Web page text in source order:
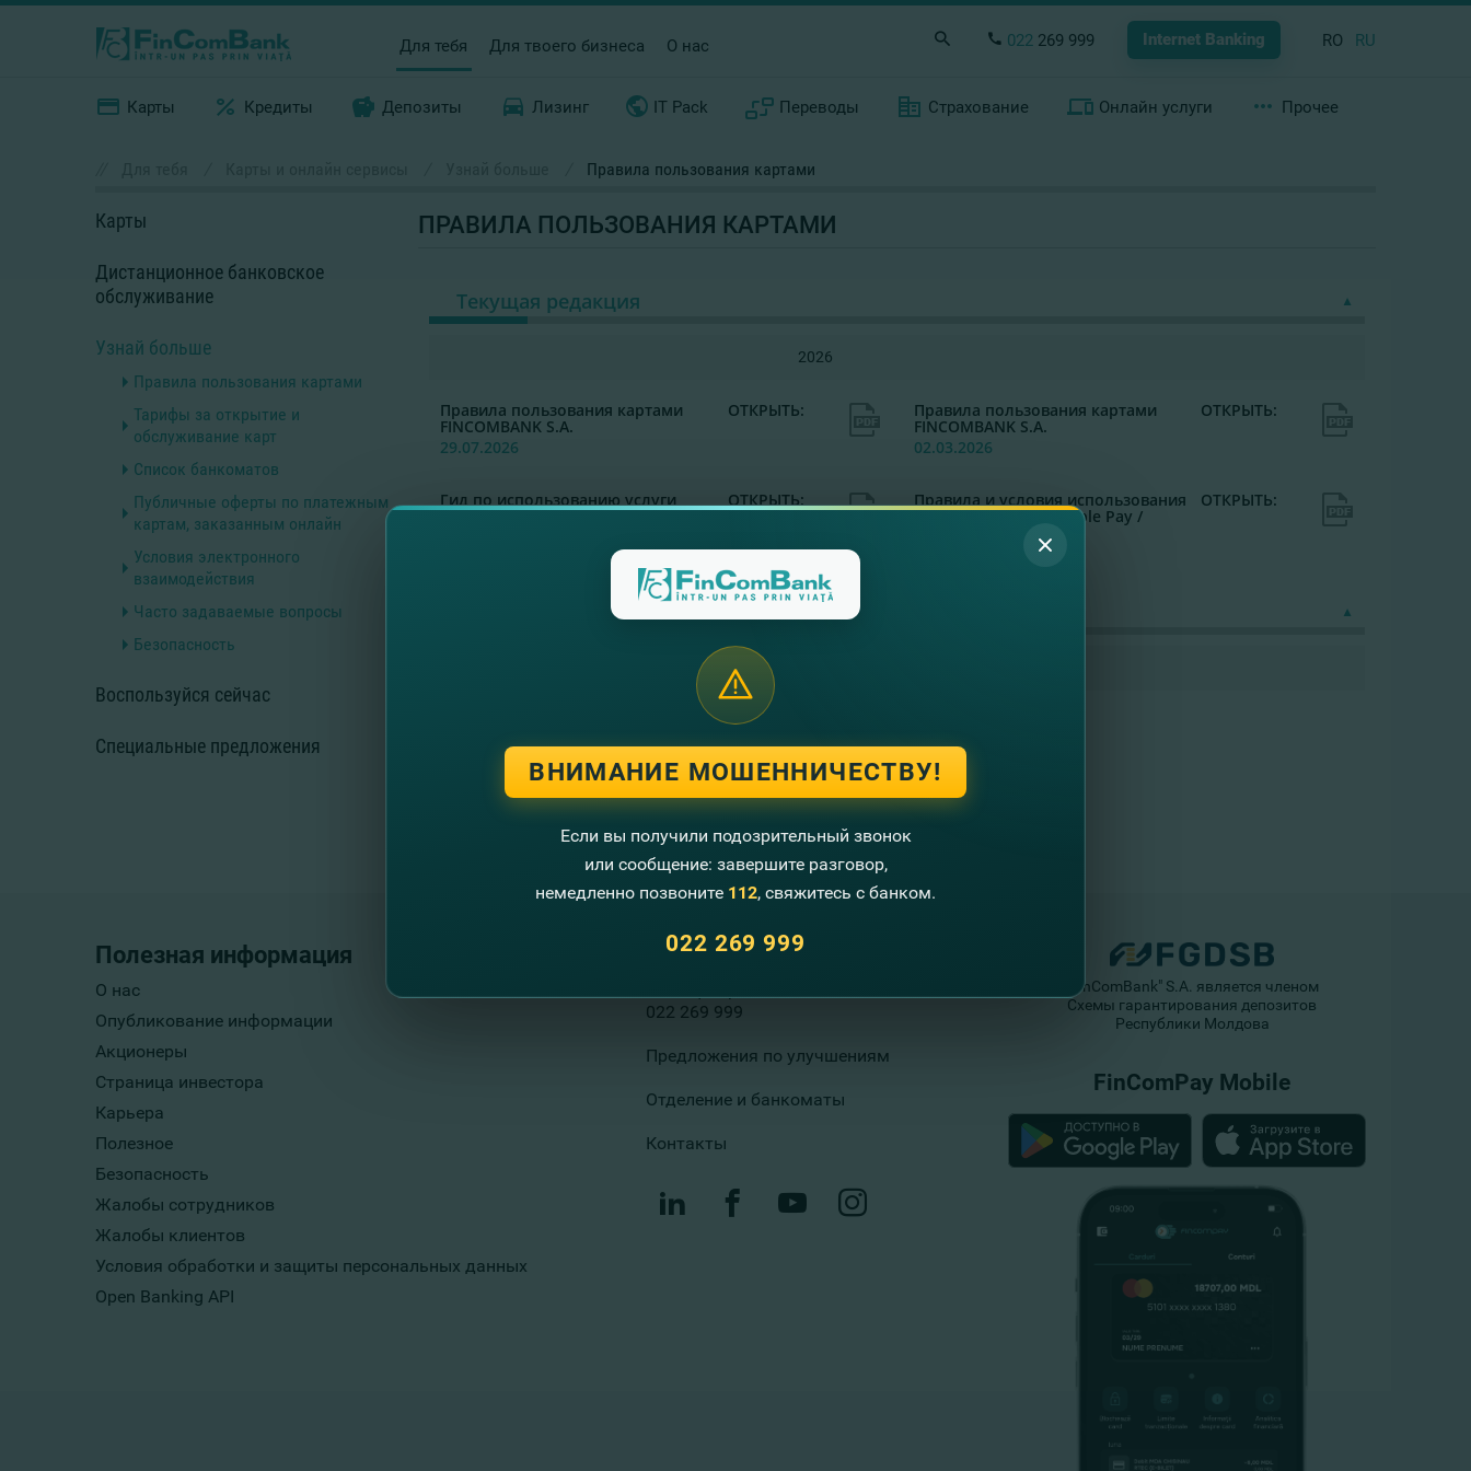
Для тебя Для твоего бизнеса О нас 022 269 999 Internet Banking RO RU
Карты Кредиты Депозиты Лизинг IT Pack Переводы Страхование Онлайн услуги Прочее
Правила пользования картами
Карты
Дистанционное банковское
обслуживание
Узнай больше
Правила пользования картами
Тарифы за открытие и
обслуживание карт
Список банкоматов
Публичные оферты по платежным
картам, заказанным онлайн
Условия электронного
взаимодействия
Часто задаваемые вопросы
Безопасность
Воспользуйся сейчас
Специальные предложения
ПРАВИЛА ПОЛЬЗОВАНИЯ КАРТАМИ
Текущая редакция
2026
Правила пользования картами
FINCOMBANK S.A.
29.07.2026
ОТКРЫТЬ: Правила пользования картами
FINCOMBANK S.A.
02.03.2026
ОТКРЫТЬ:
Гид по использованию услуги
Cash-in
ОТКРЫТЬ: Правила и условия использования
платежных карт в Apple Pay /
ОТКРЫТЬ:
Предыдущие редакции
ОТКРЫТЬ:
Полезная информация
О нас
Опубликование информации
Акционеры
Страница инвестора
Карьера
Полезное
Безопасность
Жалобы сотрудников
Жалобы клиентов
Условия обработки и защиты персональных данных
Open Banking API
Свяжитесь с нами
022 269 999
Предложения по улучшениям
Отделение и банкоматы
Контакты
"FinComBank" S.A. является членом
Схемы гарантирования депозитов
Республики Молдова
FinComPay Mobile
ВНИМАНИЕ МОШЕННИЧЕСТВУ!
Если вы получили подозрительный звонок
или сообщение: завершите разговор,
немедленно позвоните 112, свяжитесь с банком.
022 269 999